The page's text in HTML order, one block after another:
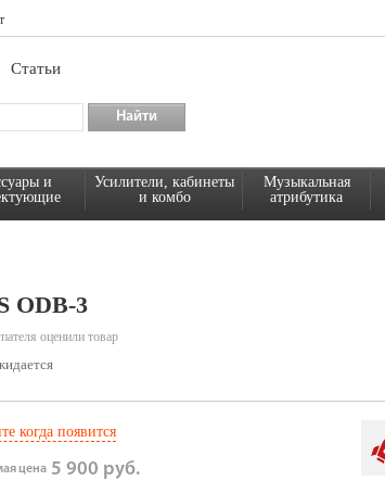
Статьи
и
Усилители, кабинеты
и комбо
Музыкальная
атрибутика
ODB-3
оценили товар
когда появится
цена 5 900 руб.